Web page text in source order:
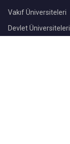
Vakıf Üniversiteleri
Devlet Üniversiteleri